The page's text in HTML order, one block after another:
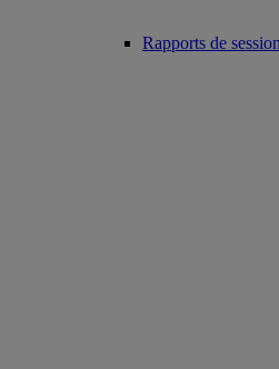
Rapports de session